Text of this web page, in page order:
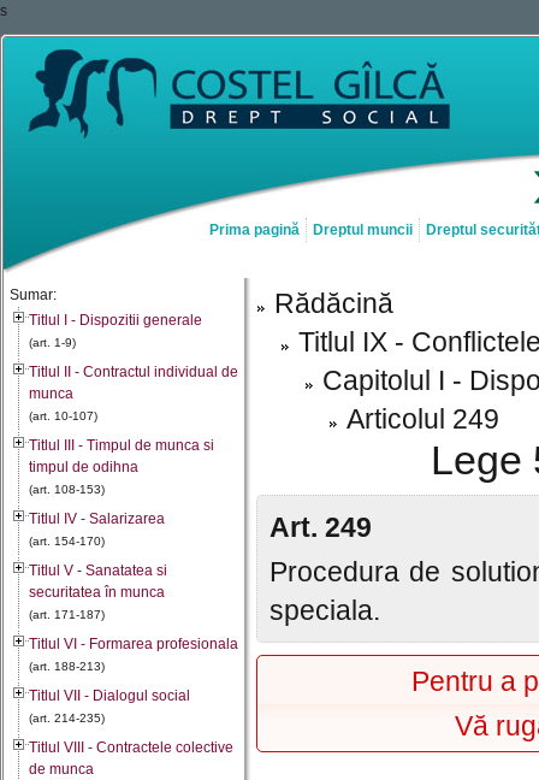
s
Prima pagină Dreptul muncii Dreptul
Sumar:
Titlul I - Dispozitii generale
(art. 1-9)
Titlul II - Contractul individual de
munca
(art. 10-107)
Titlul III - Timpul de munca si
timpul de odihna
(art. 108-153)
Titlul IV - Salarizarea
(art. 154-170)
Titlul V - Sanatatea si
securitatea în munca
(art. 171-187)
Titlul VI - Formarea profesionala
(art. 188-213)
Titlul VII - Dialogul social
(art. 214-235)
Titlul VIII - Contractele colective
de munca
Rădăcină
Titlul IX -
Capitolul I -
Articolul 249
Lege
Art. 249
Procedura de
speciala.
Pentru a
Vă